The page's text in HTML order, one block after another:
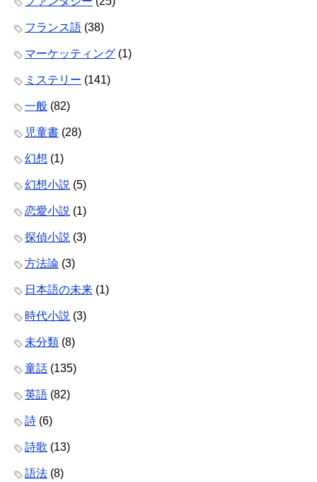
フランス語 (38)
マーケッティング (1)
ミステリー (141)
一般 (82)
児童書 (28)
幻想 (1)
幻想小説 (5)
恋愛小説 (1)
探偵小説 (3)
方法論 (3)
日本語の未来 (1)
時代小説 (3)
未分類 (8)
童話 (135)
英語 (82)
詩 (6)
詩歌 (13)
語法 (8)